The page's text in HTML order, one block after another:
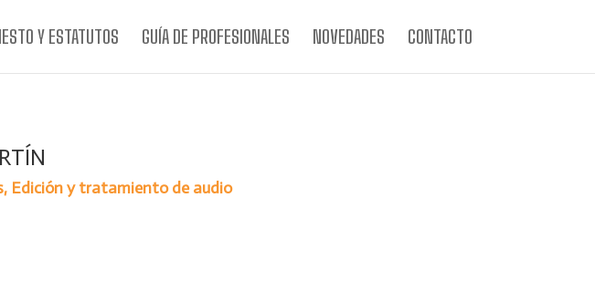
Y ESTATUTOS GUÍA DE PROFESIONALES NOVEDADES CONTACTO
Edición y tratamiento de audio